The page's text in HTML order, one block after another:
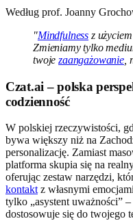
Według prof. Joanny
"Mindfulness z
Zmieniamy tylko
twojezaangażowanie,
Czat.ai – polska
codzienność
W polskiej rzeczywistości,
bywa większy niż na
personalizację. Zamiast
platforma skupia się na
oferując zestaw narzędzi,
kontakt z własnymi
tylko „asystent uważności”
dostosowuje się do twojego